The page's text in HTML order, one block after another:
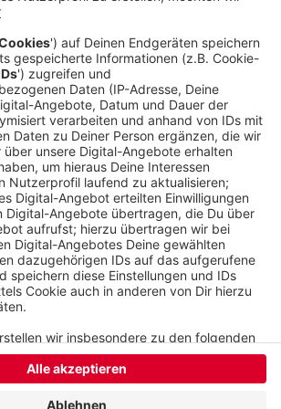
Richtungen gesperrt. Die
auch noch ausgelaufene
Die Ursache für den
11.01.2024 15:42